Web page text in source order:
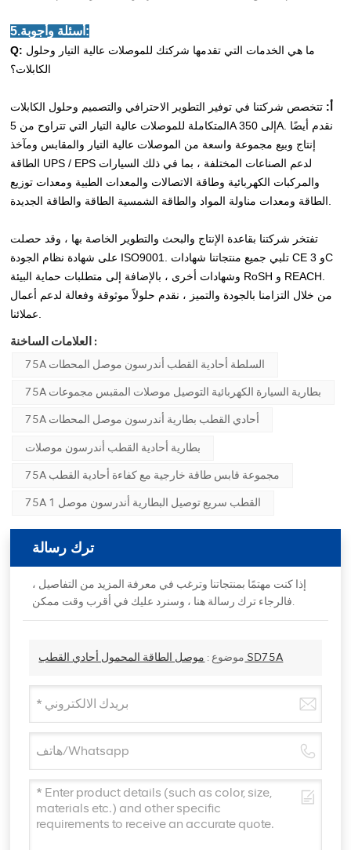
5.أسئلة وأجوبة:
Q:
الكابلات؟
أ: تتخصص شركتنا في توفير التطوير الاحترافي والتصميم وحلول الكابلات
المتكاملة للموصلات عالية التيار التي تتراوح من 5A إلى 350A. نقدم أيضًا
إنتاج وبيع مجموعة واسعة من الموصلات عالية التيار والمقابس ومآخذ
الطاقة UPS / EPS لدعم الصناعات المختلفة ، بما في ذلك السيارات
والمركبات الكهربائية وطاقة الاتصالات والمعدات الطبية ومعدات توزيع
الطاقة ومعدات مناولة المواد والطاقة الشمسية الطاقة والطاقة الجديدة.
تفتخر شركتنا بقاعدة الإنتاج والبحث والتطوير الخاصة بها ، وقد حصلت
على شهادة نظام الجودة ISO9001. تلبي جميع منتجاتنا شهادات CE و 3C
وشهادات أخرى ، بالإضافة إلى متطلبات حماية البيئة RoSH و REACH.
من خلال التزامنا بالجودة والتميز ، نقدم حلولاً موثوقة وفعالة لدعم أعمال
عملائنا.
العلامات الساخنة :
75A السلطة أحادية القطب أندرسون موصل المحطات
75A بطارية السيارة الكهربائية التوصيل موصلات المقبس مجموعات
75A أحادي القطب بطارية أندرسون موصل المحطات
بطارية أحادية القطب أندرسون موصلات
75A مجموعة قابس طاقة خارجية مع كفاءة أحادية القطب
75A 1 القطب سريع توصيل البطارية أندرسون موصل
ترك رسالة
إذا كنت مهتمًا بمنتجاتنا وترغب في معرفة المزيد من التفاصيل ،
فالرجاء ترك رسالة هنا ، وسنرد عليك في أقرب وقت ممكن.
موضوع : موصل الطاقة المحمول أحادي القطب SD75A